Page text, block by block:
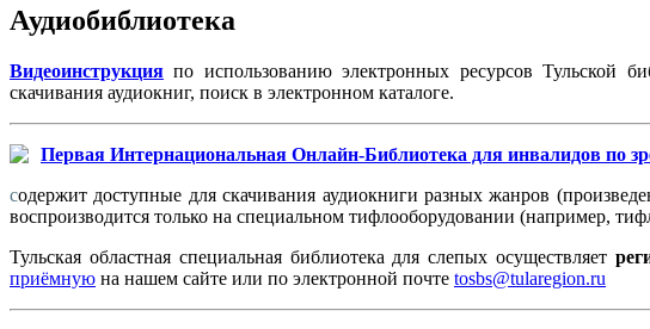
Аудиобиблиотека
Видеоинструкция по использованию электронных ресурсов Тульской
скачивания аудиокниг, поиск в электронном каталоге.
Первая Интернациональная Онлайн-Библиотека для инвалидов по
содержит доступные для скачивания аудиокниги разных жанров
воспроизводится только на специальном тифлооборудовании (например,
Тульская областная специальная библиотека для слепых осуществляет
приёмную на нашем сайте или по электронной почте tosbs@tularegion.ru